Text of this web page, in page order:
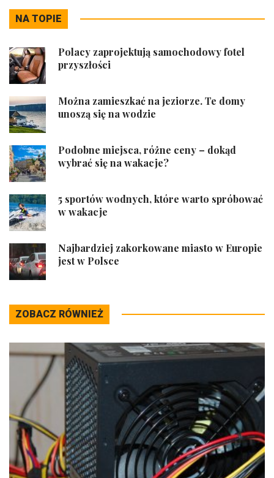
NA TOPIE
Polacy zaprojektują samochodowy fotel
przyszłości
Można zamieszkać na jeziorze. Te domy
unoszą się na wodzie
Podobne miejsca, różne ceny – dokąd
wybrać się na wakacje?
5 sportów wodnych, które warto spróbować
w wakacje
Najbardziej zakorkowane miasto w Europie
jest w Polsce
ZOBACZ RÓWNIEŻ